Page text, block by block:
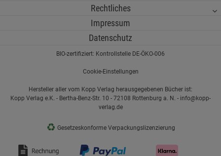
Rechtliches
Impressum
Datenschutz
BIO-zertifiziert: Kontrollstelle DE-ÖKO-006
Cookie-Einstellungen
Hersteller aller vom Kopp Verlag herausgegebenen Bücher ist:
Kopp Verlag e.K. - Bertha-Benz-Str. 10 - 72108 Rottenburg a. N. - info@kopp-
verlag.de
♻ Gesetzeskonforme Verpackungslizenzierung